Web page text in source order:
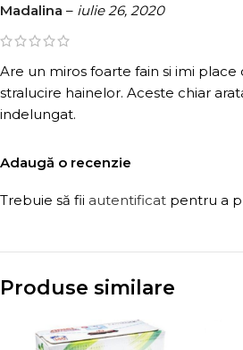
Madalina – iulie 26, 2020
Are un miros foarte fain si imi place
stralucire hainelor. Aceste chiar
indelungat.
Adaugă o recenzie
Trebuie să fii autentificat pentru a
Produse similare